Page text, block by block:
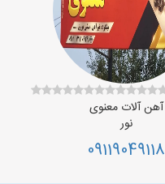
آهن آلات معنوی
نور
09119049118